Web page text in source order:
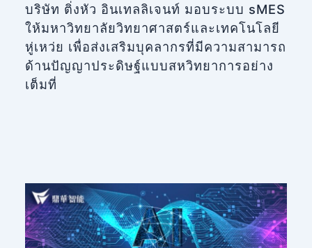
บริษัท ติ่งหัว อินเทลลิเจนท์ มอบระบบ sMES
ให้มหาวิทยาลัยวิทยาศาสตร์และเทคโนโลยี
หู่เหว่ย เพื่อส่งเสริมบุคลากรที่มีความสามารถ
ด้านปัญญาประดิษฐ์แบบสหวิทยาการอย่าง
เต็มที่